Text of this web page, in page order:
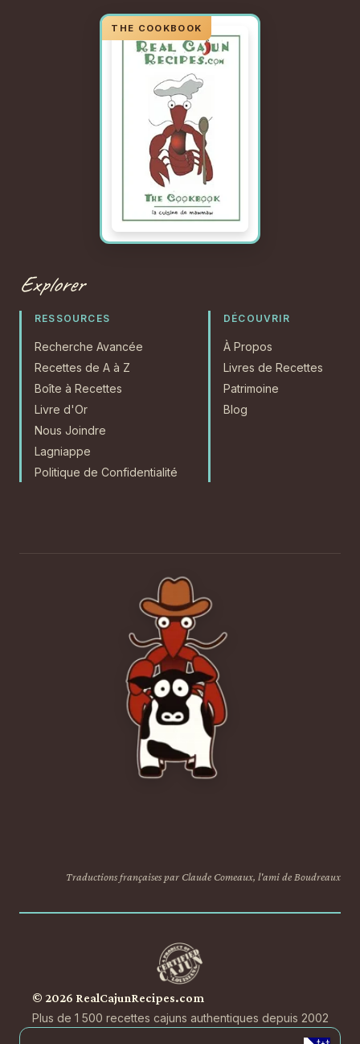
Explorer
RESSOURCES
Recherche Avancée
Recettes de A à Z
Boîte à Recettes
Livre d'Or
Nous Joindre
Lagniappe
Politique de Confidentialité
DÉCOUVRIR
À Propos
Livres de Recettes
Patrimoine
Blog
Traductions françaises par Claude Comeaux, l'ami de Boudreaux
© 2026 RealCajunRecipes.com
Plus de 1 500 recettes cajuns authentiques depuis 2002